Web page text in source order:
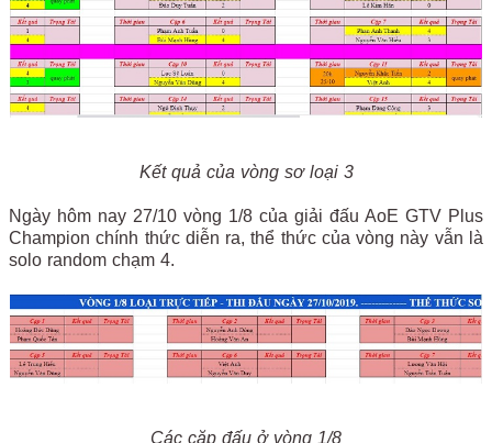
Kết quả của vòng sơ loại 3
Ngày hôm nay 27/10 vòng 1/8 của giải đấu AoE GTV Plus
Champion chính thức diễn ra, thể thức của vòng này vẫn là
solo random chạm 4.
Các cặp đấu ở vòng 1/8